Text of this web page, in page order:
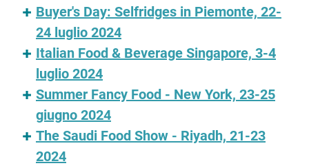
Buyer's Day: Selfridges in Piemonte, 22-
24 luglio 2024
Italian Food & Beverage Singapore, 3-4
luglio 2024
Summer Fancy Food - New York, 23-25
giugno 2024
The Saudi Food Show - Riyadh, 21-23
2024